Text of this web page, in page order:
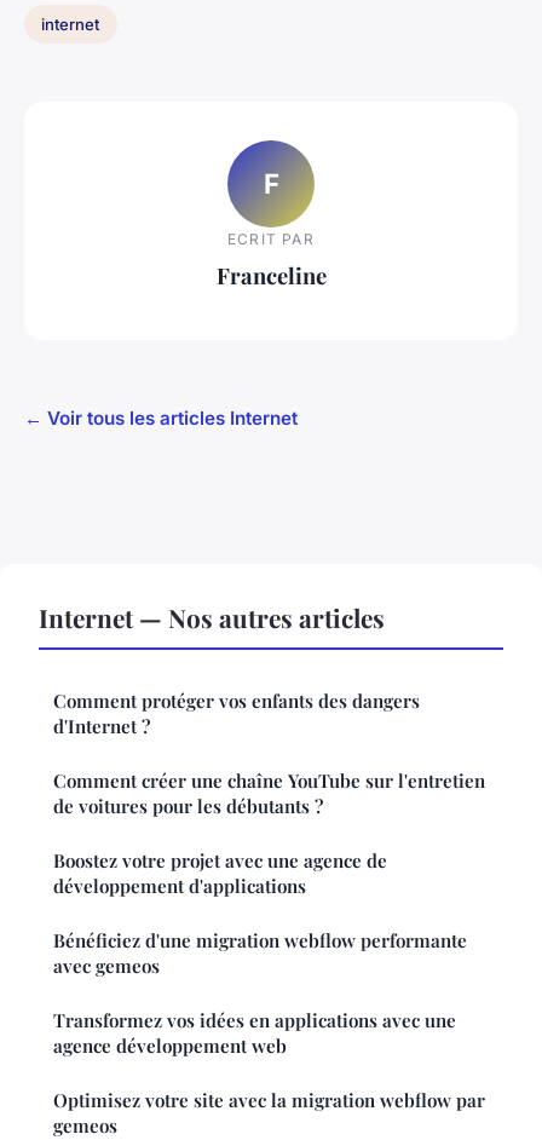
internet
F
ECRIT PAR
Franceline
← Voir tous les articles Internet
Internet — Nos autres articles
Comment protéger vos enfants des dangers
d'Internet ?
Comment créer une chaîne YouTube sur l'entretien
de voitures pour les débutants ?
Boostez votre projet avec une agence de
développement d'applications
Bénéficiez d'une migration webflow performante
avec gemeos
Transformez vos idées en applications avec une
agence développement web
Optimisez votre site avec la migration webflow par
gemeos